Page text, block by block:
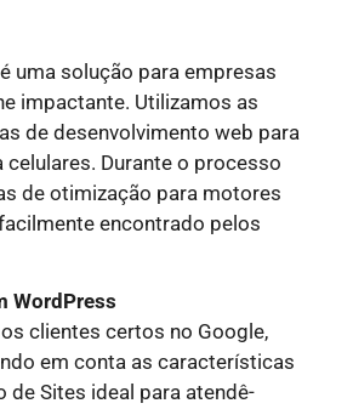
é uma solução para empresas
impactante. Utilizamos as
de desenvolvimento web para
Durante o processo
de otimização para motores
encontrado pelos
WordPress
clientes certos no Google,
em conta as características
Sites ideal para atendê-